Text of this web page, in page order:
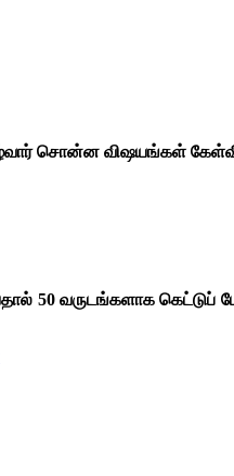
சொன்ன விஷயங்கள்
50 வருடங்களாக கெட்டுப்